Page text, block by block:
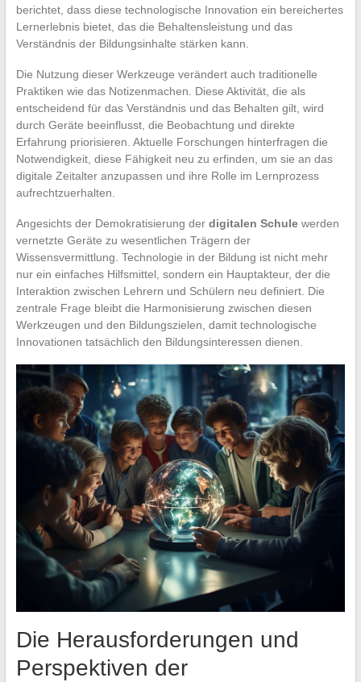
berichtet, dass diese technologische Innovation ein bereichertes
Lernerlebnis bietet, das die Behaltensleistung und das
Verständnis der Bildungsinhalte stärken kann.
Die Nutzung dieser Werkzeuge verändert auch traditionelle
Praktiken wie das Notizenmachen. Diese Aktivität, die als
entscheidend für das Verständnis und das Behalten gilt, wird
durch Geräte beeinflusst, die Beobachtung und direkte
Erfahrung priorisieren. Aktuelle Forschungen hinterfragen die
Notwendigkeit, diese Fähigkeit neu zu erfinden, um sie an das
digitale Zeitalter anzupassen und ihre Rolle im Lernprozess
aufrechtzuerhalten.
Angesichts der Demokratisierung der digitalen Schulewerden
vernetzte Geräte zu wesentlichen Trägern der
Wissensvermittlung. Technologie in der Bildung ist nicht mehr
nur ein einfaches Hilfsmittel, sondern ein Hauptakteur, der die
Interaktion zwischen Lehrern und Schülern neu definiert. Die
zentrale Frage bleibt die Harmonisierung zwischen diesen
Werkzeugen und den Bildungszielen, damit technologische
Innovationen tatsächlich den Bildungsinteressen dienen.
Die Herausforderungen und
Perspektiven der